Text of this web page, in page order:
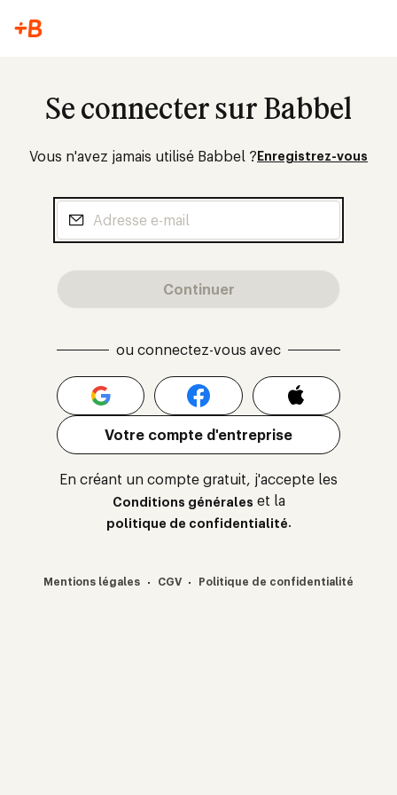
Se connecter sur Babbel
Vous n'avez jamais utilisé Babbel ?Enregistrez-vous
Continuer
Votre compte d'entreprise
En créant un compte gratuit, j'accepte les
Conditions générales et la
politique de confidentialité.
Mentions légales · CGV · Politique de confidentialité